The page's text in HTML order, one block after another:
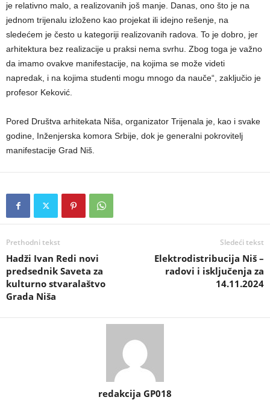
je relativno malo, a realizovanih još manje. Danas, ono što je na
jednom trijenalu izloženo kao projekat ili idejno rešenje, na
sledećem je često u kategoriji realizovanih radova. To je dobro, jer
arhitektura bez realizacije u praksi nema svrhu. Zbog toga je važno
da imamo ovakve manifestacije, na kojima se može videti
napredak, i na kojima studenti mogu mnogo da nauče“, zaključio je
profesor Keković.
Pored Društva arhitekata Niša, organizator Trijenala je, kao i svake
godine, Inženjerska komora Srbije, dok je generalni pokrovitelj
manifestacije Grad Niš.
Prethodni tekst
Hadži Ivan Redi novi
predsednik Saveta za
kulturno stvaralaštvo
Grada Niša
Sledeći tekst
Elektrodistribucija Niš –
radovi i isključenja za
14.11.2024
redakcija GP018